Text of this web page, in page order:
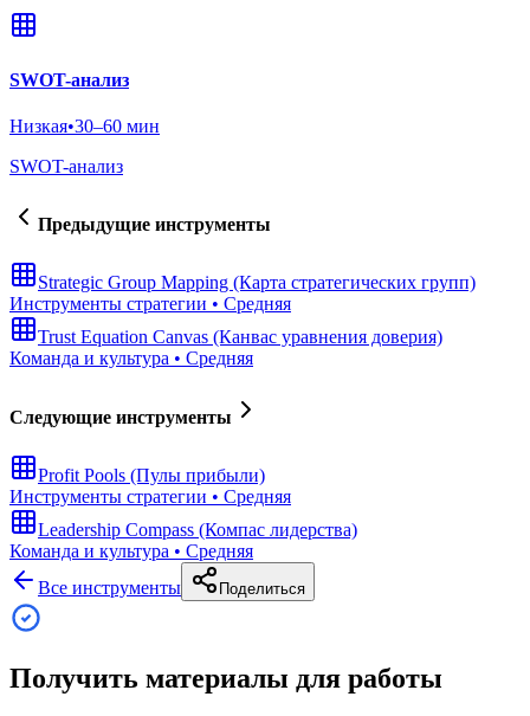
SWOT-анализ
Низкая•30–60 мин
SWOT-анализ
Предыдущие инструменты
Strategic Group Mapping (Карта стратегических групп)
Инструменты стратегии • Средняя
Trust Equation Canvas (Канвас уравнения доверия)
Команда и культура • Средняя
Следующие инструменты
Profit Pools (Пулы прибыли)
Инструменты стратегии • Средняя
Leadership Compass (Компас лидерства)
Команда и культура • Средняя
Все инструменты
Поделиться
Получить материалы для работы